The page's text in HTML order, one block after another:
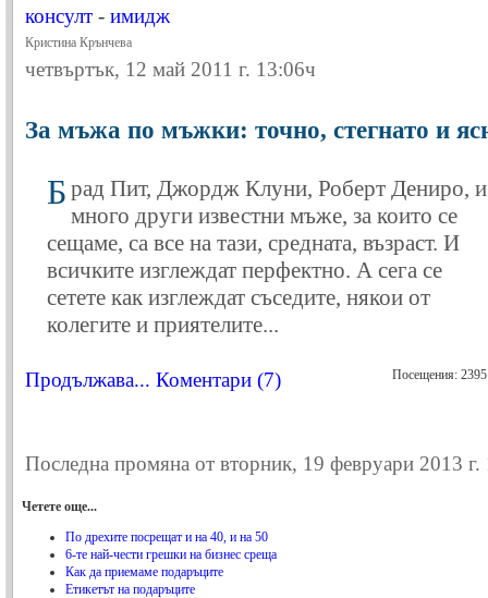
консулт - имидж
Кристина Крънчева
четвъртък, 12 май 2011 г. 13:06ч
За мъжа по мъжки: точно, стегнато и
Б рад Пит, Джордж Клуни, Роберт Дениро, и
много други известни мъже, за които се
сещаме, са все на тази, средната, възраст. И
всичките изглеждат перфектно. А сега се
сетете как изглеждат съседите, някои от
колегите и приятелите...
Продължава... Коментари (7) Посещения: 2395
Последна промяна от вторник, 19 февруари 2013 г.
Четете още...
По дрехите посрещат и на 40, и на 50
6-те най-чести грешки на бизнес среща
Как да приемаме подаръците
Етикетът на подаръците